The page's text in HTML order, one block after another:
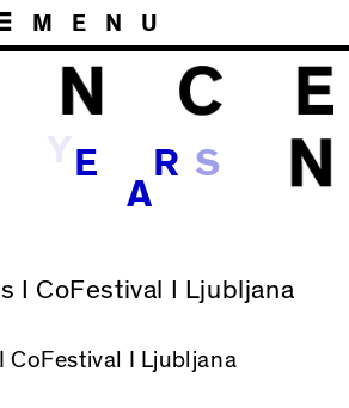
MENU
E
A
R
I CoFestival I Ljubljana
I CoFestival I Ljubljana